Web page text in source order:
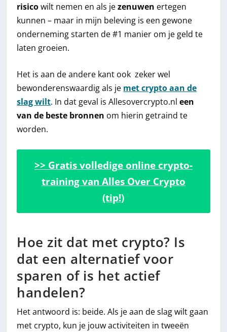
risicowilt nemen en als jezenuwen ertegen
kunnen – maar in mijn beleving is een gewone
onderneming starten de #1 manier om je geld te
laten groeien.
Het is aan de andere kant ook zeker wel
bewonderenswaardig als je met crypto aan de
slag wilt. In dat geval is Allesovercrypto.nleen
van de beste bronnen om hierin getraind te
worden.
>> Gratis volledige online crypto-
training van Alles Over Crypto
(tip!)
Hoe zit dat met crypto? Is
dat een alternatief voor
sparen of is het actief
handelen?
Het antwoord is: beide. Als je aan de slag wilt gaan
met crypto, kun je jouw activiteiten in tweeën